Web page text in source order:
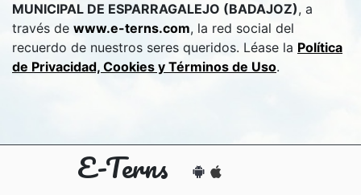
MUNICIPAL DE ESPARRAGALEJO (BADAJOZ), a
través de www.e-terns.com, la red social del
recuerdo de nuestros seres queridos. Léase la Política
de Privacidad, Cookies y Términos de Uso.
E-Terns